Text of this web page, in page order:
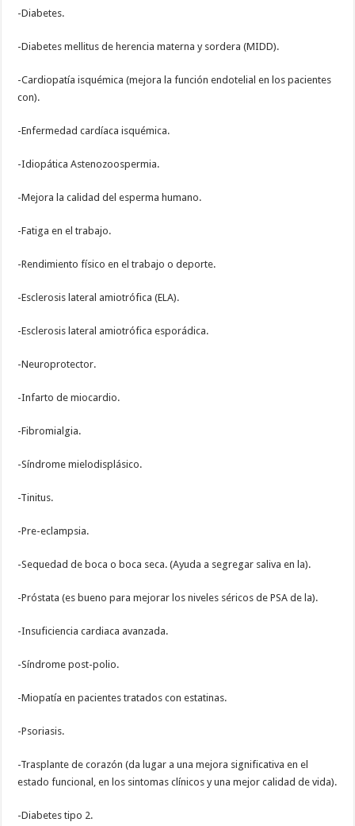
-Diabetes.
-Diabetes mellitus de herencia materna y sordera (MIDD).
-Cardiopatía isquémica (mejora la función endotelial en los pacientes
con).
-Enfermedad cardíaca isquémica.
-Idiopática Astenozoospermia.
-Mejora la calidad del esperma humano.
-Fatiga en el trabajo.
-Rendimiento físico en el trabajo o deporte.
-Esclerosis lateral amiotrófica (ELA).
-Esclerosis lateral amiotrófica esporádica.
-Neuroprotector.
-Infarto de miocardio.
-Fibromialgia.
-Síndrome mielodisplásico.
-Tinitus.
-Pre-eclampsia.
-Sequedad de boca o boca seca. (Ayuda a segregar saliva en la).
-Próstata (es bueno para mejorar los niveles séricos de PSA de la).
-Insuficiencia cardiaca avanzada.
-Síndrome post-polio.
-Miopatía en pacientes tratados con estatinas.
-Psoriasis.
-Trasplante de corazón (da lugar a una mejora significativa en el
estado funcional, en los sintomas clínicos y una mejor calidad de vida).
-Diabetes tipo 2.